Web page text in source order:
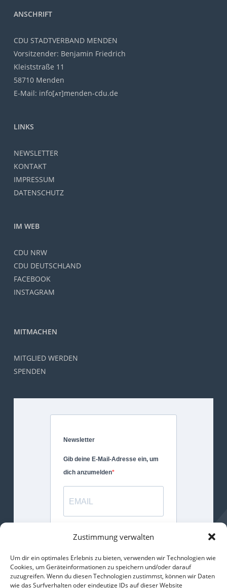
Zustimmung verwalten
Um dir ein optimales Erlebnis zu bieten, verwenden wir Technologien wie
Cookies, um Geräteinformationen zu speichern und/oder darauf
zuzugreifen. Wenn du diesen Technologien zustimmst, können wir Daten
wie das Surfverhalten oder eindeutige IDs auf dieser Website
ANSCHRIFT
CDU STADTVERBAND MENDEN
Vorsitzender: Benjamin Friedrich
Kleiststraße 11
58710 Menden
E-Mail: info[ᴀᴛ]menden-cdu.de
LINKS
NEWSLETTER
KONTAKT
IMPRESSUM
DATENSCHUTZ
IM WEB
CDU NRW
CDU DEUTSCHLAND
FACEBOOK
INSTAGRAM
MITMACHEN
MITGLIED WERDEN
SPENDEN
Newsletter
Gib deine E-Mail-Adresse ein, um
dich anzumelden
die Anmeldung an.
ANMELDEN